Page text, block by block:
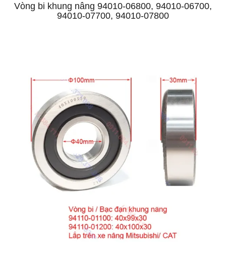
Vòng bi khung nâng 94010-06800, 94010-06700,
94010-07700, 94010-07800